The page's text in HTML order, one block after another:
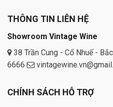
THÔNG TIN LIÊN HỆ
Showroom Vintage Wine
38 Trần Cung - Cổ Nhuế -
6666
CHÍNH SÁCH HỖ TRỢ